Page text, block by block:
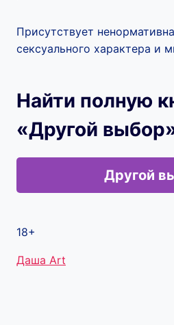
Присутствует
сексуального характера и
Найти полную
«Другой
Другой
18+
Метки
Даша Art